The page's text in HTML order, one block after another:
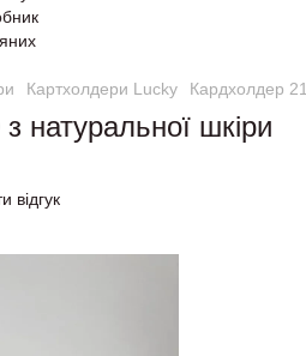
Картхолдери Lucky Кардхолдер
натуральної шкіри
відгук